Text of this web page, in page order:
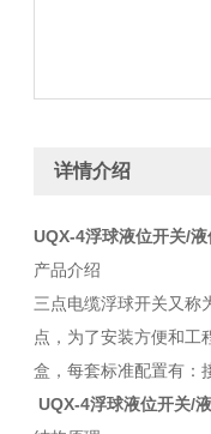
详情介绍
UQX-4浮球液位开关/
产品介绍
三点电缆浮球开关又称
点，为了安装方便和工
盒，每套标准配置有：
UQX-4浮球液位开关/